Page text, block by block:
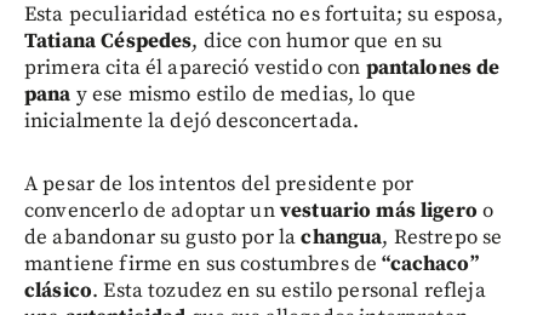
Esta peculiaridad estética no es fortuita; su esposa,
Tatiana Céspedes, dice con humor que en su
primera cita él apareció vestido con pantalones de
pana y ese mismo estilo de medias, lo que
inicialmente la dejó desconcertada.
A pesar de los intentos del presidente por
convencerlo de adoptar unvestuario más ligero o
de abandonar su gusto por lachangua, Restrepo se
mantiene firme en sus costumbres de“cachaco”
clásico. Esta tozudez en su estilo personal refleja